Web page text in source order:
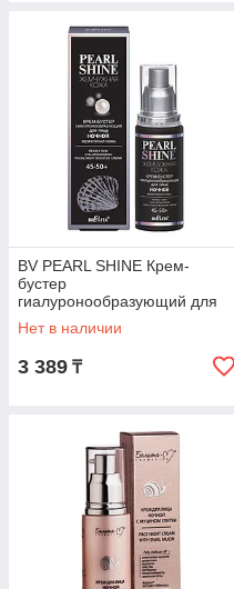
BV PEARL SHINE Крем-
бустер
гиалуронообразующий для
лица ночной 45-50+ 50 мл
Нет в наличии
3 389 ₸